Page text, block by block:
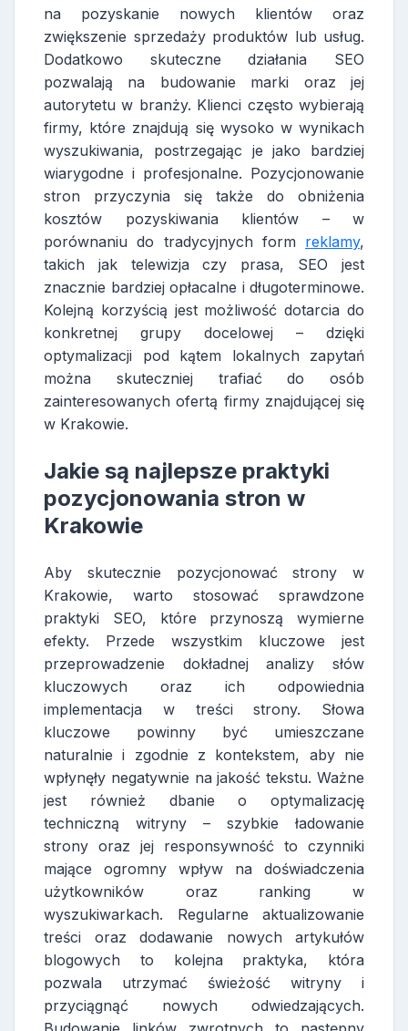
na pozyskanie nowych klientów oraz
zwiększenie sprzedaży produktów lub usług.
Dodatkowo skuteczne działania SEO
pozwalają na budowanie marki oraz jej
autorytetu w branży. Klienci często wybierają
firmy, które znajdują się wysoko w wynikach
wyszukiwania, postrzegając je jako bardziej
wiarygodne i profesjonalne. Pozycjonowanie
stron przyczynia się także do obniżenia
kosztów pozyskiwania klientów – w
porównaniu do tradycyjnych form reklamy,
takich jak telewizja czy prasa, SEO jest
znacznie bardziej opłacalne i długoterminowe.
Kolejną korzyścią jest możliwość dotarcia do
konkretnej grupy docelowej – dzięki
optymalizacji pod kątem lokalnych zapytań
można skuteczniej trafiać do osób
zainteresowanych ofertą firmy znajdującej się
w Krakowie.
Jakie są najlepsze praktyki
pozycjonowania stron w
Krakowie
Aby skutecznie pozycjonować strony w
Krakowie, warto stosować sprawdzone
praktyki SEO, które przynoszą wymierne
efekty. Przede wszystkim kluczowe jest
przeprowadzenie dokładnej analizy słów
kluczowych oraz ich odpowiednia
implementacja w treści strony. Słowa
kluczowe powinny być umieszczane
naturalnie i zgodnie z kontekstem, aby nie
wpłynęły negatywnie na jakość tekstu. Ważne
jest również dbanie o optymalizację
techniczną witryny – szybkie ładowanie
strony oraz jej responsywność to czynniki
mające ogromny wpływ na doświadczenia
użytkowników oraz ranking w
wyszukiwarkach. Regularne aktualizowanie
treści oraz dodawanie nowych artykułów
blogowych to kolejna praktyka, która
pozwala utrzymać świeżość witryny i
przyciągnąć nowych odwiedzających.